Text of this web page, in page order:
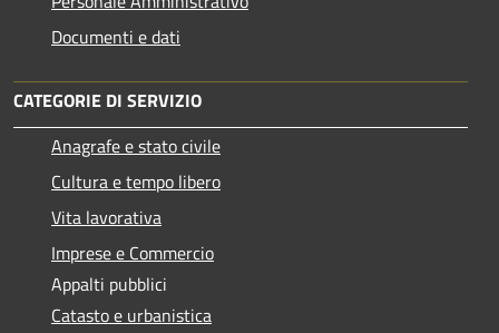
Documenti e dati
CATEGORIE DI SERVIZIO
Anagrafe e stato civile
Cultura e tempo libero
Vita lavorativa
Imprese e Commercio
Appalti pubblici
Catasto e urbanistica